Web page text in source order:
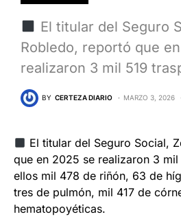
El titular del Seguro
Robledo, reportó que
realizaron 3 mil 519
BY CERTEZA DIARIO MARZO 3, 2026
El titular del Seguro Social,
que en 2025 se realizaron 3
ellos mil 478 de riñón, 63 de
tres de pulmón, mil 417 de
hematopoyéticas.